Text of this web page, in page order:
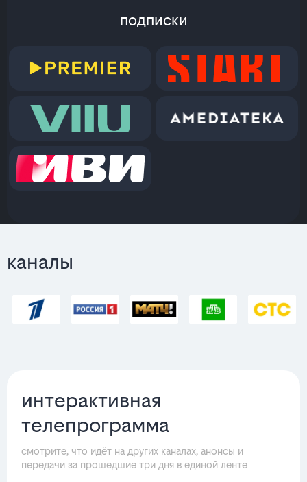
подписки
каналы
интерактивная
телепрограмма
смотрите, что идёт на других каналах, анонсы и
передачи за прошедшие три дня в единой ленте